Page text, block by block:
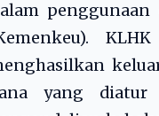
yang diatur